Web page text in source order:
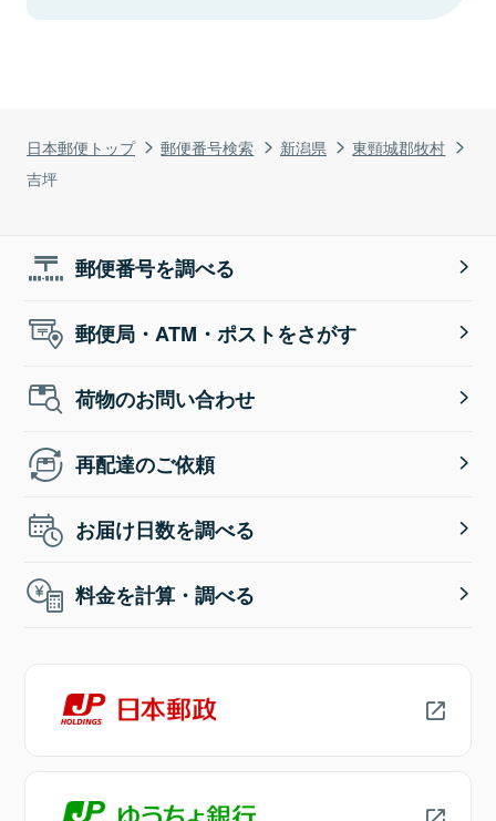
日本郵便トップ 郵便番号検索 新潟県
東頸城郡牧村
吉坪
郵便番号を調べる
郵便局・ATM・ポストをさがす
荷物のお問い合わせ
再配達のご依頼
お届け日数を調べる
料金を計算・調べる